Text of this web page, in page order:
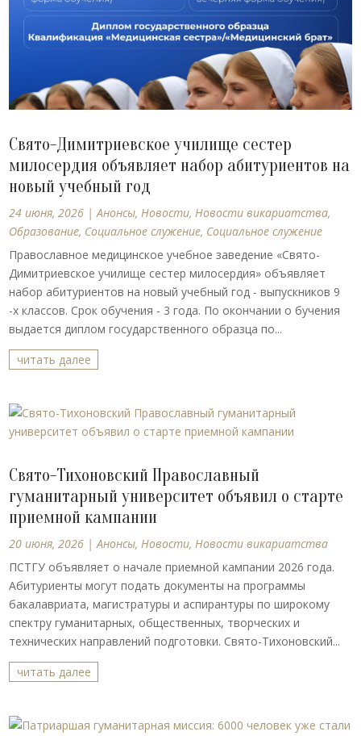
Свято-Димитриевское училище сестер
милосердия объявляет набор абитуриентов на
новый учебный год
24 июня, 2026 |Анонсы, Новости, Новости викариатства,
Образование, Социальное служение, Социальное служение
Православное медицинское учебное заведение «Свято-
Димитриевское училище сестер милосердия» объявляет
набор абитуриентов на новый учебный год - выпускников 9
-х классов. Срок обучения - 3 года. По окончании о бучения
выдается диплом государственного образца по...
читать далее
Свято-Тихоновский Православный
гуманитарный университет объявил о старте
приемной кампании
20 июня, 2026 |Анонсы, Новости, Новости викариатства
ПСТГУ объявляет о начале приемной кампании 2026 года.
Абитуриенты могут подать документы на программы
бакалавриата, магистратуры и аспирантуры по широкому
спектру гуманитарных, общественных, творческих и
технических направлений подготовки. Свято-Тихоновский...
читать далее